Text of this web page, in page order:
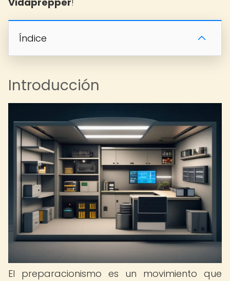
Índice
Introducción
El preparacionismo es un movimiento que